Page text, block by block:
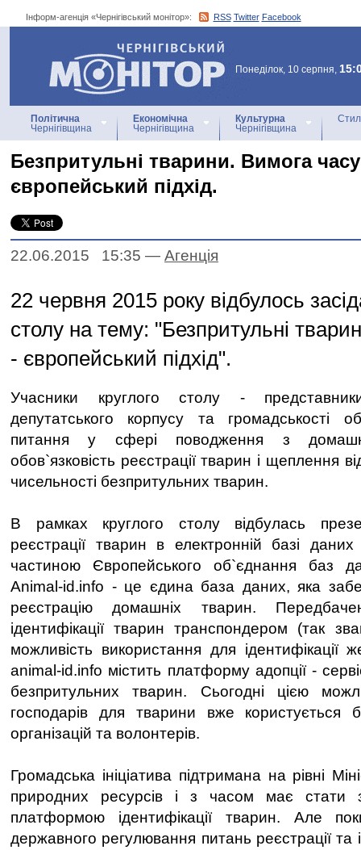
Інформ-агенція «Чернігівський монітор»: RSS Twitter Facebook
Інформ-агенція
«Чернігівський монітор»
Понеділок, 10 серпня,
Політична
Чернігівщина
Економічна
Чернігівщина
Культурна
Чернігівщина
Безпритульні тварини. Вимога
європейський підхід.
22.06.2015 15:35 — Агенцiя
22 червня 2015 року відбулось
столу на тему: "Безпритульні
- європейський підхід".
Учасники круглого столу -
депутатського корпусу та громадськості
питання у сфері поводження з
обов`язковість реєстрації тварин і щеплення
чисельності безпритульних тварин.
В рамках круглого столу відбулась
реєстрації тварин в електронній базі
частиною Європейського об`єднання баз
Animal-id.info - це єдина база даних, яка
реєстрацію домашніх тварин.
ідентифікації тварин транспондером (так
можливість використання для
animal-id.info містить платформу адопції -
безпритульних тварин. Сьогодні цією
господарів для тварини вже користується
організацій та волонтерів.
Громадська ініціатива підтримана на рівні
природних ресурсів і з часом має стати
платформою ідентифікації тварин. Але
державного регулювання питань реєстрації та